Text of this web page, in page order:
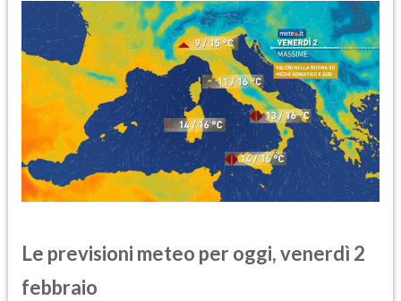
Le previsioni meteo per oggi, venerdì 2
febbraio